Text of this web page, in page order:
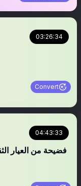
03:26:34
Convert
04:43:33
فضيحة من العيار